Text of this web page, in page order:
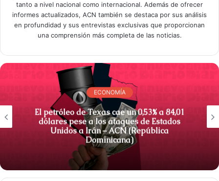
tanto a nivel nacional como internacional. Además de ofrecer
informes actualizados, ACN también se destaca por sus análisis
en profundidad y sus entrevistas exclusivas que proporcionan
una comprensión más completa de las noticias.
ECONOMÍA
El petróleo de Texas cae un 0,53% a 84,01
dólares pese a los ataques de Estados
Unidos a Irán – ACN (República
Dominicana)